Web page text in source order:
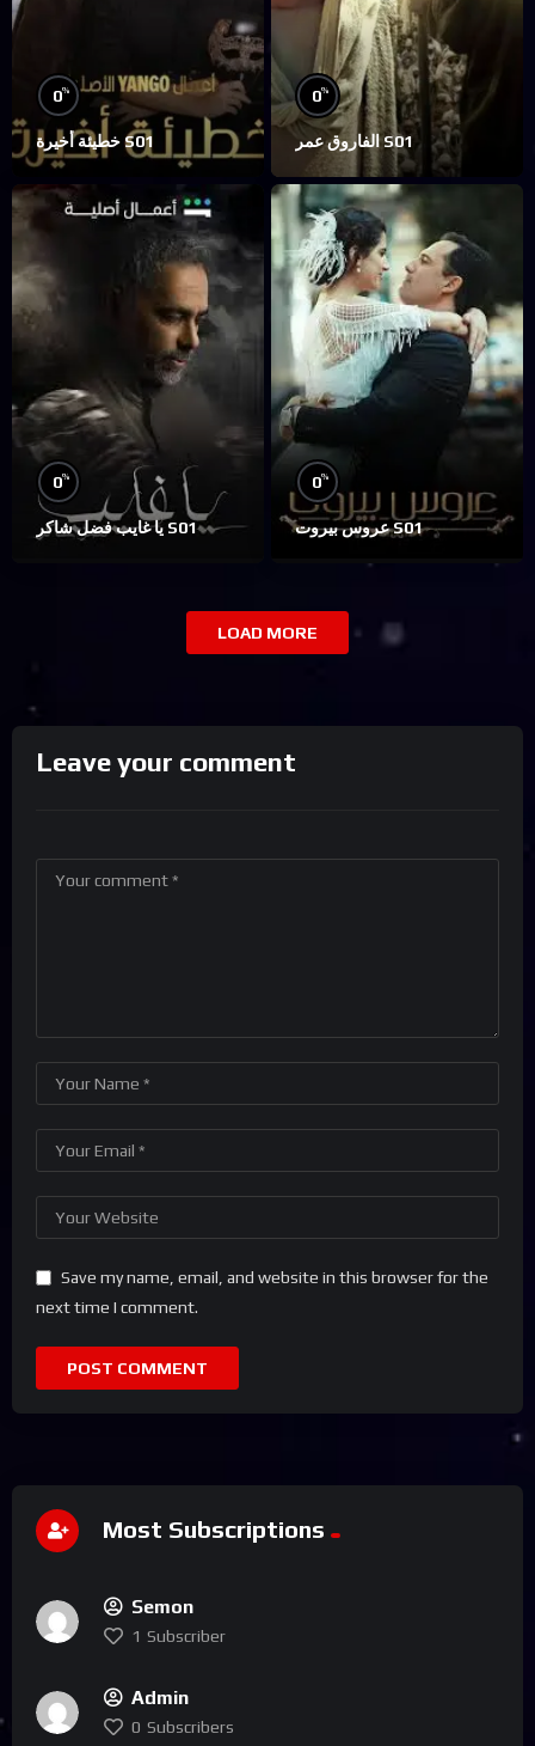
0%
خطيئة أخيرة S01
0%
الفاروق عمر S01
0%
يا غايب فضل شاكر S01
0%
عروس بيروت S01
LOAD MORE
Leave your comment
Save my name, email, and website in this browser for the
next time I comment.
Most Subscriptions
Semon
1 Subscriber
Admin
0 Subscribers